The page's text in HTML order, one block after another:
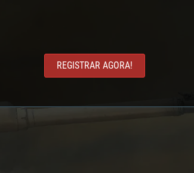
REGISTRAR AGORA!